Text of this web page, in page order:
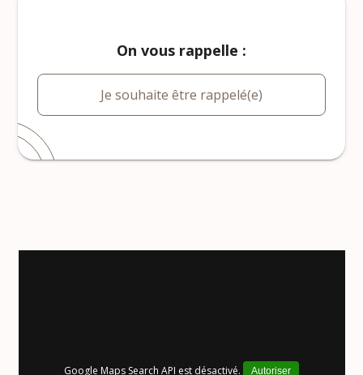
On vous rappelle :
Je souhaite être rappelé(e)
Google Maps Search API est désactivé. Autoriser